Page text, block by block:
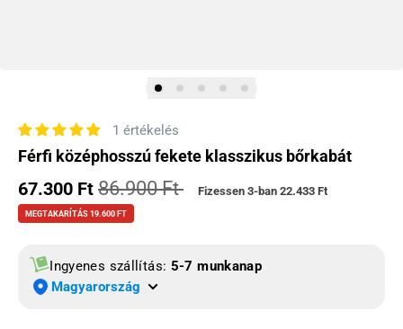
1 értékelés
Férfi középhosszú fekete klasszikus bőrkabát
Eladási ár
67.300 Ft Normál ár
86.900 Ft Fizessen 3-ban 22.433 Ft
MEGTAKARÍTÁS 19.600 FT
Ingyenes szállítás: 5-7 munkanap
Magyarország